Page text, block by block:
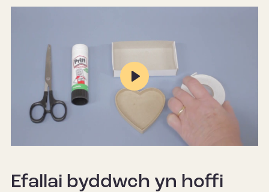
Mute Settings
Play
Efallai byddwch yn hoffi